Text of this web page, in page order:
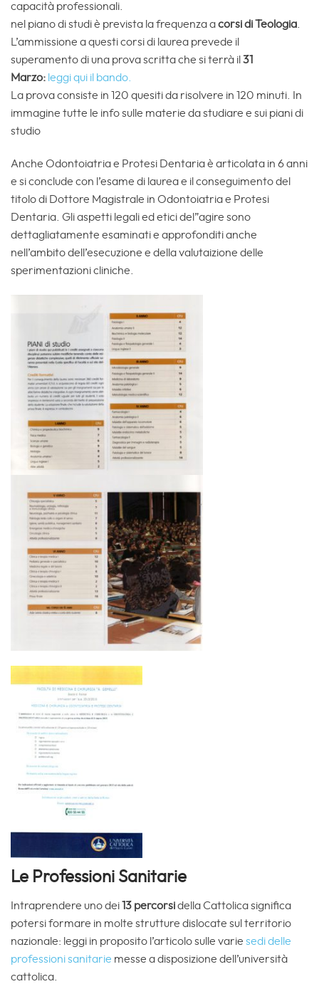
capacità professionali.
nel piano di studi è prevista la frequenza acorsi di Teologia.
L’ammissione a questi corsi di laurea prevede il
superamento di una prova scritta che si terrà il 31
Marzo: leggi qui il bando.
La prova consiste in 120 quesiti da risolvere in 120 minuti. In
immagine tutte le info sulle materie da studiare e sui piani di
studio
Anche Odontoiatria e Protesi Dentaria è articolata in 6 anni
e si conclude con l’esame di laurea e il conseguimento del
titolo di Dottore Magistrale in Odontoiatria e Protesi
Dentaria. Gli aspetti legali ed etici del”agire sono
dettagliatamente esaminati e approfonditi anche
nell’ambito dell’esecuzione e della valutaizione delle
sperimentazioni cliniche.
Le Professioni Sanitarie
Intraprendere uno dei13 percorsidella Cattolica significa
potersi formare in molte strutture dislocate sul territorio
nazionale: leggi in proposito l’articolo sulle varie sedi delle
professioni sanitarie messe a disposizione dell’università
cattolica.